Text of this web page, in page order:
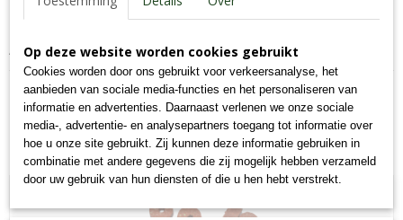
Productcode leverancier
Bruto gewicht
0,55 Kg
Analyse: eiwit 60%, vet 2%, as 8%, celstof 0.7%, vocht 10%.
Ook interessant
Op deze website worden cookies gebruikt
Cookies worden door ons gebruikt voor verkeersanalyse, het
aanbieden van sociale media-functies en het personaliseren van
informatie en advertenties. Daarnaast verlenen we onze sociale
media-, advertentie- en analysepartners toegang tot informatie over
hoe u onze site gebruikt. Zij kunnen deze informatie gebruiken in
combinatie met andere gegevens die zij mogelijk hebben verzameld
door uw gebruik van hun diensten of die u hen hebt verstrekt.